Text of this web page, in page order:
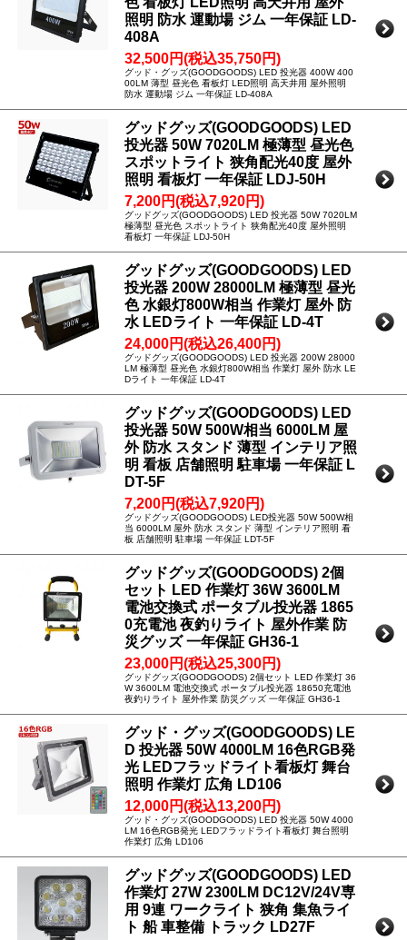
照明 防水 運動場 ジム 一年保証 LD-
408A
32,500円(税込35,750円)
グッド・グッズ(GOODGOODS) LED 投光器 400W 400
00LM 薄型 昼光色 看板灯 LED照明 高天井用 屋外照明
防水 運動場 ジム 一年保証 LD-408A
グッドグッズ(GOODGOODS) LED
投光器 50W 7020LM 極薄型 昼光色
スポットライト 狭角配光40度 屋外
照明 看板灯 一年保証 LDJ-50H
7,200円(税込7,920円)
グッドグッズ(GOODGOODS) LED 投光器 50W 7020LM
極薄型 昼光色 スポットライト 狭角配光40度 屋外照明
看板灯 一年保証 LDJ-50H
グッドグッズ(GOODGOODS) LED
投光器 200W 28000LM 極薄型 昼光
色 水銀灯800W相当 作業灯 屋外 防
水 LEDライト 一年保証 LD-4T
24,000円(税込26,400円)
グッドグッズ(GOODGOODS) LED 投光器 200W 28000
LM 極薄型 昼光色 水銀灯800W相当 作業灯 屋外 防水 LE
Dライト 一年保証 LD-4T
グッドグッズ(GOODGOODS) LED
投光器 50W 500W相当 6000LM 屋
外 防水 スタンド 薄型 インテリア照
明 看板 店舗照明 駐車場 一年保証 L
DT-5F
7,200円(税込7,920円)
グッドグッズ(GOODGOODS) LED投光器 50W 500W相
当 6000LM 屋外 防水 スタンド 薄型 インテリア照明 看
板 店舗照明 駐車場 一年保証 LDT-5F
グッドグッズ(GOODGOODS) 2個
セット LED 作業灯 36W 3600LM
電池交換式 ポータブル投光器 1865
0充電池 夜釣りライト 屋外作業 防
災グッズ 一年保証 GH36-1
23,000円(税込25,300円)
グッドグッズ(GOODGOODS) 2個セット LED 作業灯 36
W 3600LM 電池交換式 ポータブル投光器 18650充電池
夜釣りライト 屋外作業 防災グッズ 一年保証 GH36-1
グッド・グッズ(GOODGOODS) LE
D 投光器 50W 4000LM 16色RGB発
光 LEDフラッドライト看板灯 舞台
照明 作業灯 広角 LD106
12,000円(税込13,200円)
グッド・グッズ(GOODGOODS) LED 投光器 50W 4000
LM 16色RGB発光 LEDフラッドライト看板灯 舞台照明
作業灯 広角 LD106
グッドグッズ(GOODGOODS) LED
作業灯 27W 2300LM DC12V/24V専
用 9連 ワークライト 狭角 集魚ライ
ト 船 車整備 トラック LD27F